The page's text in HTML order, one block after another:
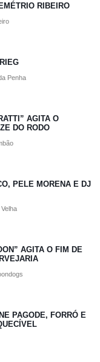
RIBEIRO
Penha
AGITA O
DO RODO
PELE MORENA E DJ
AGITA O FIM DE
PAGODE, FORRÓ E